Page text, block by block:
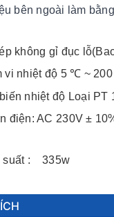
bên ngoài làm
không gỉ đục
vi nhiệt độ 5 ℃ ~
nhiệt độ Loại PT
điện: AC 230V ±
suất : 335w